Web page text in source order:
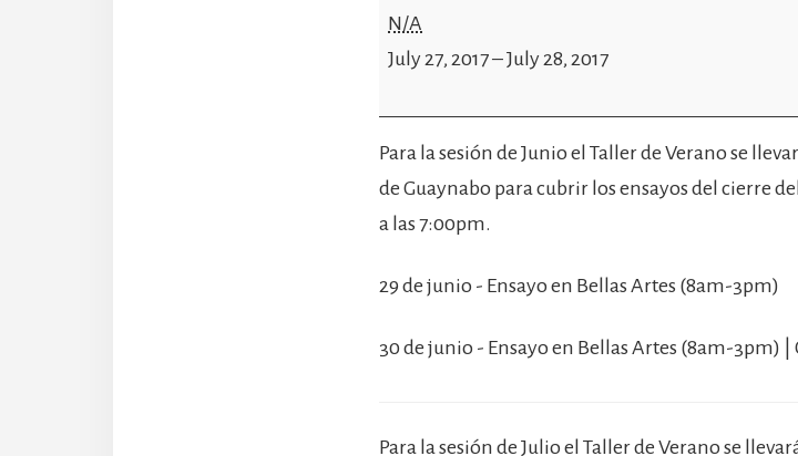
Summer
Workshop
Bellas
Artes
Guaynabo
N/A
July 27, 2017–July 28, 2017
Para la sesión de Junio el Taller de Verano se
de Guaynabo para cubrir los ensayos del cierre
a las 7:00pm.
29 de junio - Ensayo en Bellas Artes (8am-3pm)
30 de junio - Ensayo en Bellas Artes (8am-3pm)
Para la sesión de Julio el Taller de Verano se